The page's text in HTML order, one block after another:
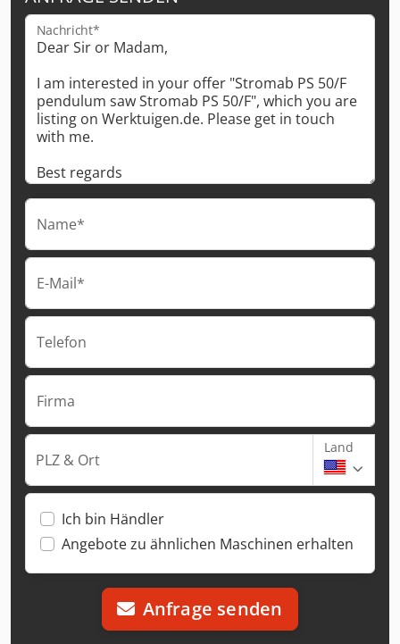
Nachricht*
Name*
E-Mail*
Telefon
Firma
PLZ & Ort
Land
Ich bin Händler
Angebote zu ähnlichen Maschinen erhalten
Anfrage senden